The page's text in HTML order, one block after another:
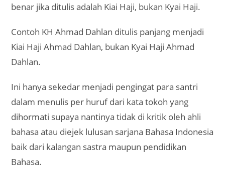
benar jika ditulis adalah Kiai Haji, bukan Kyai Haji.
Contoh KH Ahmad Dahlan ditulis panjang menjadi
Kiai Haji Ahmad Dahlan, bukan Kyai Haji Ahmad
Dahlan.
Ini hanya sekedar menjadi pengingat para santri
dalam menulis per huruf dari kata tokoh yang
dihormati supaya nantinya tidak di kritik oleh ahli
bahasa atau diejek lulusan sarjana Bahasa Indonesia
baik dari kalangan sastra maupun pendidikan
Bahasa.